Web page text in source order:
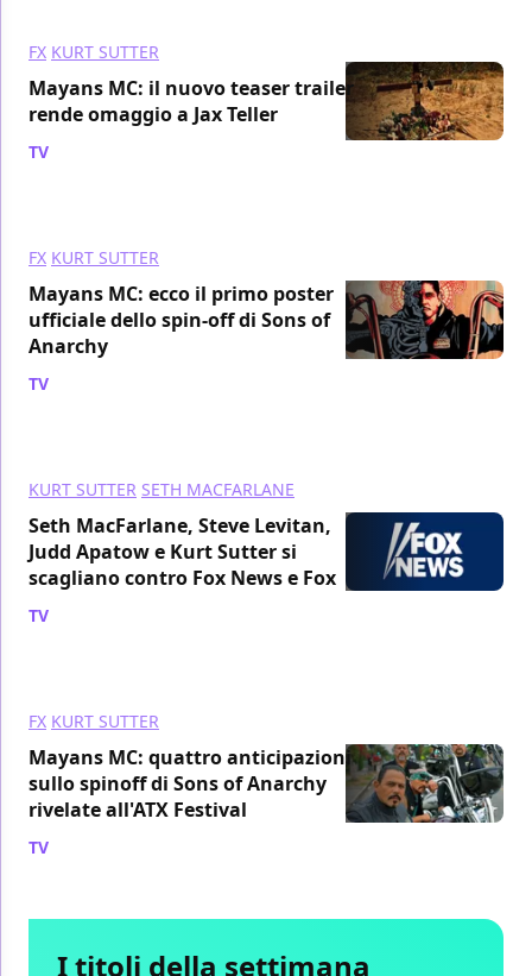
FX KURT SUTTER
Mayans MC: il nuovo teaser trailer
rende omaggio a Jax Teller
TV
FX KURT SUTTER
Mayans MC: ecco il primo poster
ufficiale dello spin-off di Sons of
Anarchy
TV
KURT SUTTER SETH MACFARLANE
Seth MacFarlane, Steve Levitan,
Judd Apatow e Kurt Sutter si
scagliano contro Fox News e Fox
TV
FX KURT SUTTER
Mayans MC: quattro anticipazioni
sullo spinoff di Sons of Anarchy
rivelate all'ATX Festival
TV
I titoli della settimana